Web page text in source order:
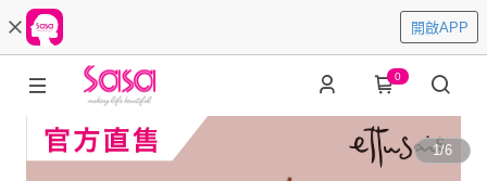
開啟APP
0
1/6